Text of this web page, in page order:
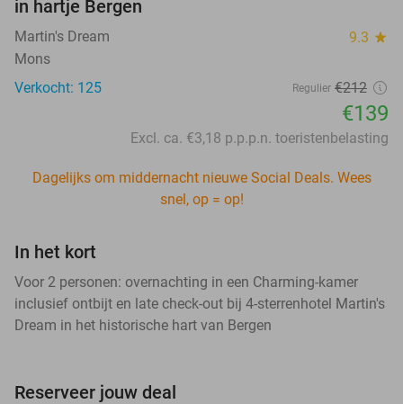
in hartje Bergen
Martin's Dream 9.3 star
Mons
Verkocht: 125
Regulier €212
€139
Excl. ca. €3,18 p.p.p.n. toeristenbelasting
Dagelijks om middernacht nieuwe Social Deals. Wees
snel, op = op!
In het kort
Voor 2 personen: overnachting in een Charming-kamer
inclusief ontbijt en late check-out bij 4-sterrenhotel Martin's
Dream in het historische hart van Bergen
Reserveer jouw deal